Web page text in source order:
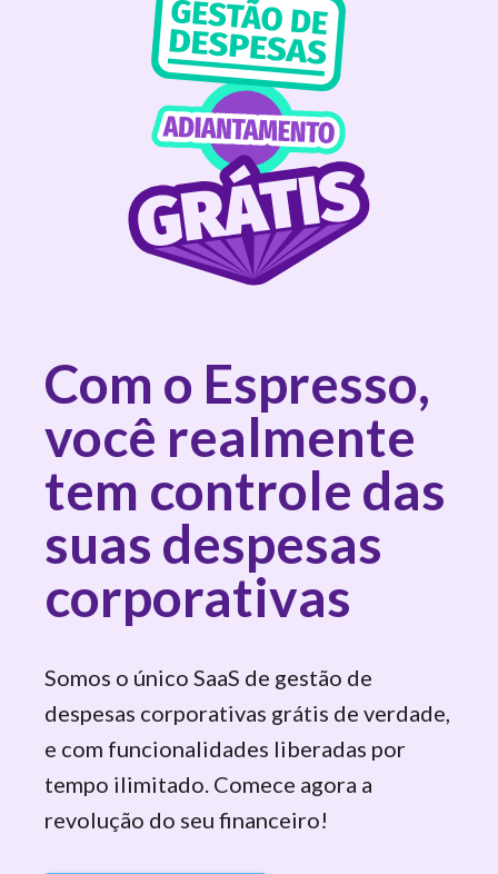
Com o Espresso,
você realmente
tem controle das
suas despesas
corporativas
Somos o único SaaS de gestão de
despesas corporativas grátis de verdade,
e com funcionalidades liberadas por
tempo ilimitado. Comece agora a
revolução do seu financeiro!